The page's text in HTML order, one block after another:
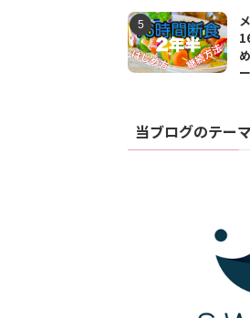
当ブログのテーマ